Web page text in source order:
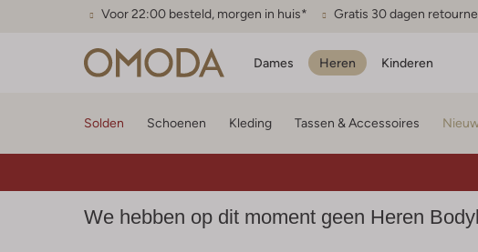
Voor 22:00 besteld, morgen in huis* Gratis 30 dagen
Dames Heren Kinderen
Solden Schoenen Kleding Tassen & Accessoires
We hebben op dit moment geen Heren